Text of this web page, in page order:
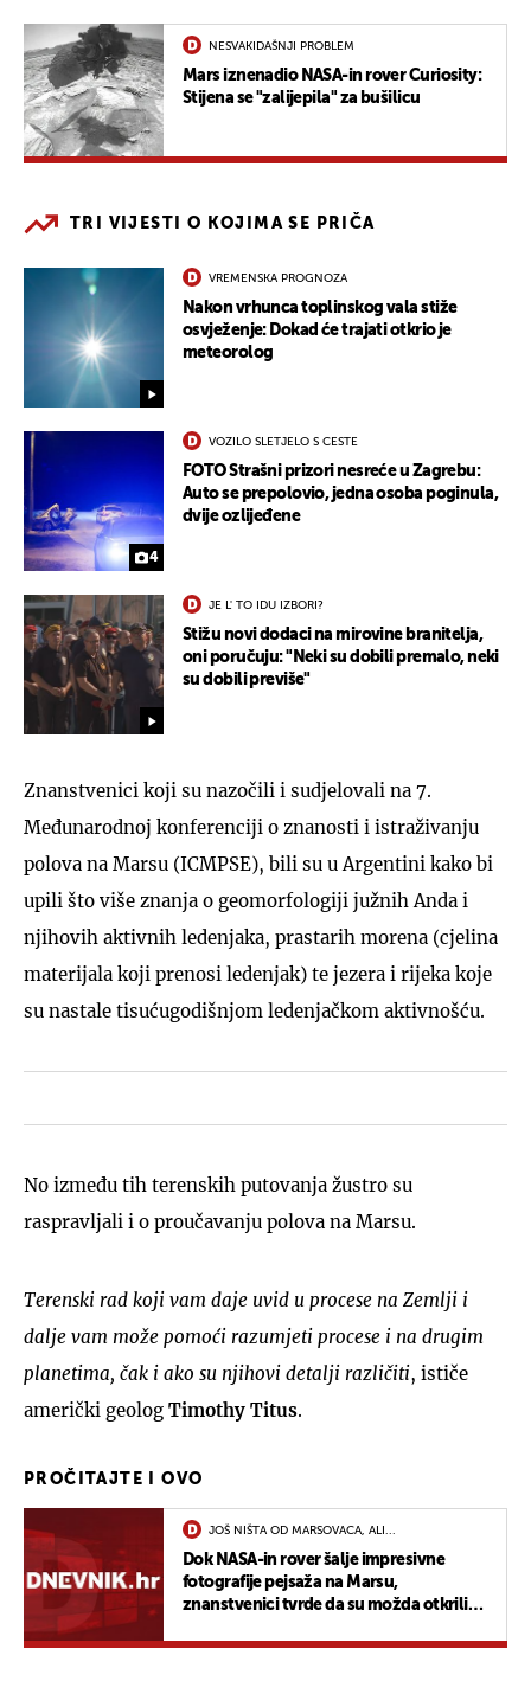
NESVAKIDAŠNJI PROBLEM
Mars iznenadio NASA-in rover Curiosity:
Stijena se "zalijepila" za bušilicu
TRI VIJESTI O KOJIMA SE PRIČA
VREMENSKA PROGNOZA
Nakon vrhunca toplinskog vala stiže
osvježenje: Dokad će trajati otkrio je
meteorolog
4
VOZILO SLETJELO S CESTE
FOTO Strašni prizori nesreće u Zagrebu:
Auto se prepolovio, jedna osoba poginula,
dvije ozlijeđene
JE L' TO IDU IZBORI?
Stižu novi dodaci na mirovine branitelja,
oni poručuju: "Neki su dobili premalo, neki
su dobili previše"
Znanstvenici koji su nazočili i sudjelovali na 7.
Međunarodnoj konferenciji o znanosti i istraživanju
polova na Marsu (ICMPSE), bili su u Argentini kako bi
upili što više znanja o geomorfologiji južnih Anda i
njihovih aktivnih ledenjaka, prastarih morena (cjelina
materijala koji prenosi ledenjak) te jezera i rijeka koje
su nastale tisućugodišnjom ledenjačkom aktivnošću.
No između tih terenskih putovanja žustro su
raspravljali i o proučavanju polova na Marsu.
Terenski rad koji vam daje uvid u procese na Zemlji i
dalje vam može pomoći razumjeti procese i na drugim
planetima, čak i ako su njihovi detalji različiti, ističe
američki geolog Timothy Titus.
PROČITAJTE I OVO
JOŠ NIŠTA OD MARSOVACA, ALI...
Dok NASA-in rover šalje impresivne
fotografije pejsaža na Marsu,
znanstvenici tvrde da su možda otkrili